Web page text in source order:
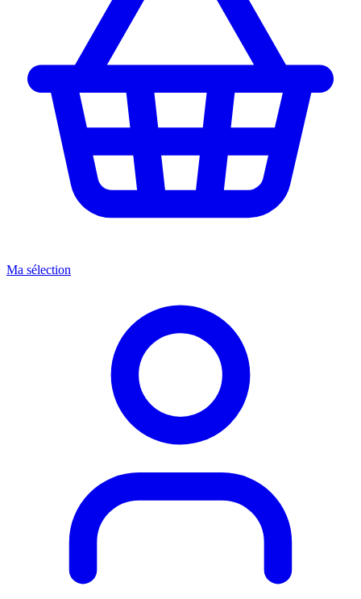
Ma sélection